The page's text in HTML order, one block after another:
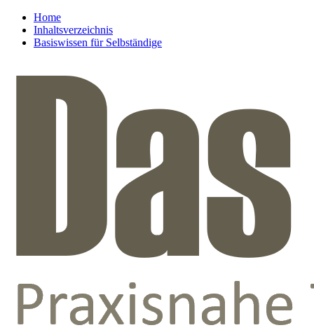
Home
Inhaltsverzeichnis
Basiswissen für Selbständige